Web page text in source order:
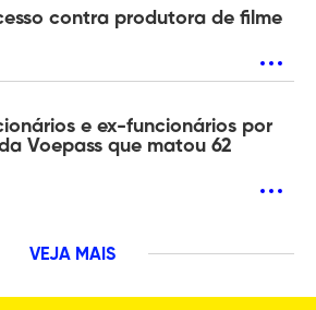
contra produtora de filme
e ex-funcionários por
Voepass que matou 62
VEJA MAIS